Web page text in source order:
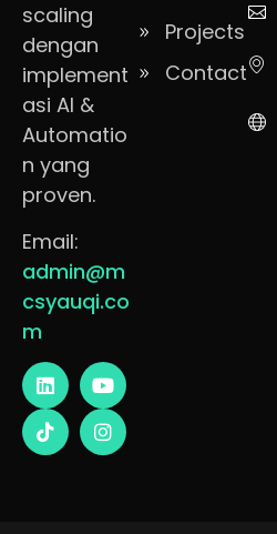
scaling
dengan
implement
asi AI &
Automatio
n yang
proven.
Email:
admin@m
csyauqi.co
m
Projects
Contact